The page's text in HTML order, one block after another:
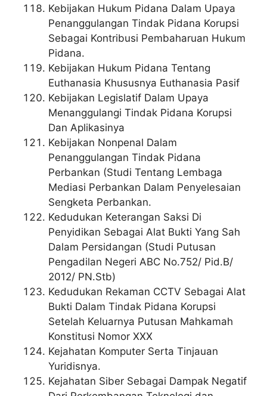
Kebijakan Hukum Pidana Dalam Upaya
Penanggulangan Tindak Pidana Korupsi
Sebagai Kontribusi Pembaharuan Hukum
Pidana.
Kebijakan Hukum Pidana Tentang
Euthanasia Khususnya Euthanasia Pasif
Kebijakan Legislatif Dalam Upaya
Menanggulangi Tindak Pidana Korupsi
Dan Aplikasinya
Kebijakan Nonpenal Dalam
Penanggulangan Tindak Pidana
Perbankan (Studi Tentang Lembaga
Mediasi Perbankan Dalam Penyelesaian
Sengketa Perbankan.
Kedudukan Keterangan Saksi Di
Penyidikan Sebagai Alat Bukti Yang Sah
Dalam Persidangan (Studi Putusan
Pengadilan Negeri ABC No.752/ Pid.B/
2012/ PN.Stb)
Kedudukan Rekaman CCTV Sebagai Alat
Bukti Dalam Tindak Pidana Korupsi
Setelah Keluarnya Putusan Mahkamah
Konstitusi Nomor XXX
Kejahatan Komputer Serta Tinjauan
Yuridisnya.
Kejahatan Siber Sebagai Dampak Negatif